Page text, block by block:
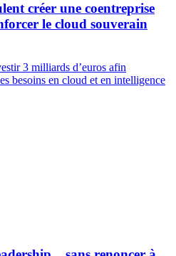
créer une coentreprise
le cloud souverain
3 milliards d’euros afin
besoins en cloud et en intelligence